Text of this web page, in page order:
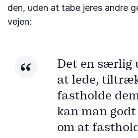
den, uden at tabe jeres andre
vejen:
Det en særlig
at lede,
fastholde
kan man
om at